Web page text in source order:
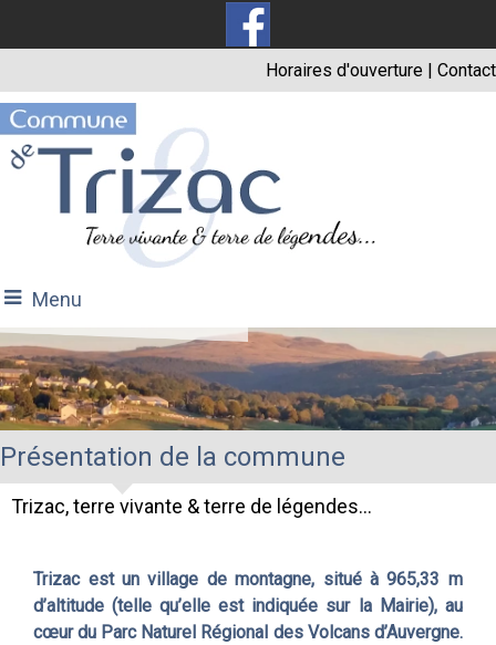
Horaires d'ouverture | Contact
Menu
Présentation de la commune
Trizac, terre vivante & terre de légendes...
Trizac est un village de montagne, situé à 965,33 m
d’altitude (telle qu’elle est indiquée sur la Mairie), au
cœur du Parc Naturel Régional des Volcans d’Auvergne.